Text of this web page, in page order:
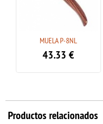
MUELA P-8NL
43.33 €
Productos relacionados